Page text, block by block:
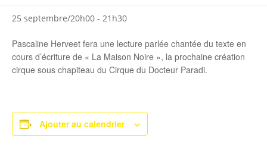
25 septembre/20h00 - 21h30
Pascaline Herveet fera une lecture parlée chantée du texte en
cours d’écriture de « La Maison Noire », la prochaine création
cirque sous chapiteau du Cirque du Docteur Paradi.
Ajouter au calendrier